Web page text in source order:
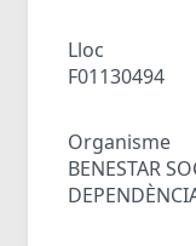
Lloc
F01130494
Organisme
BENESTAR